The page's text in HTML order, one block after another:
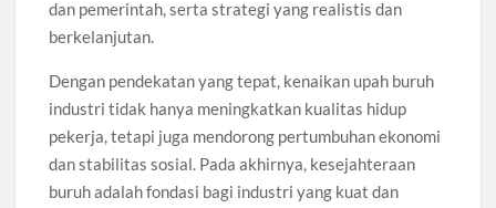
dan pemerintah, serta strategi yang realistis dan
berkelanjutan.
Dengan pendekatan yang tepat, kenaikan upah buruh
industri tidak hanya meningkatkan kualitas hidup
pekerja, tetapi juga mendorong pertumbuhan ekonomi
dan stabilitas sosial. Pada akhirnya, kesejahteraan
buruh adalah fondasi bagi industri yang kuat dan